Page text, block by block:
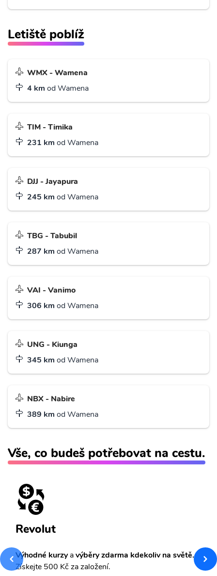
Letiště poblíž
WMX - Wamena
4 km od Wamena
TIM - Timika
231 km od Wamena
DJJ - Jayapura
245 km od Wamena
TBG - Tabubil
287 km od Wamena
VAI - Vanimo
306 km od Wamena
UNG - Kiunga
345 km od Wamena
NBX - Nabire
389 km od Wamena
Vše, co budeš potřebovat na cestu.
Revolut
Výhodné kurzyavýběry zdarma kdekoliv na světě.
Získejte 500 Kč za založení.